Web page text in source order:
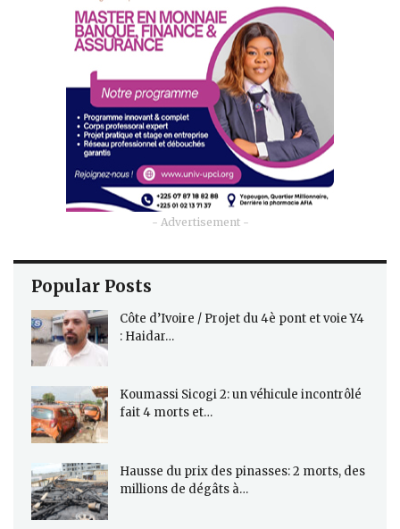
- Advertisement -
Popular Posts
Côte d’Ivoire / Projet du 4è pont et voie Y4
: Haidar…
Koumassi Sicogi 2: un véhicule incontrôlé
fait 4 morts et…
Hausse du prix des pinasses: 2 morts, des
millions de dégâts à…